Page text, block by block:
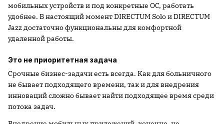
мобильных устройств и под конкретные ОС, работать
удобнее. В настоящий момент DIRECTUM Solo и DIRECTUM
Jazz достаточно функциональны для комфортной
удаленной работы.
Это не приоритетная задача
Срочные бизнес-задачи есть всегда. Как для больничного
не бывает подходящего времени, так и для внедрения
инноваций сложно бывает найти подходящее время среди
потока задач.